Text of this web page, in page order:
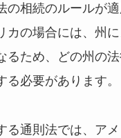
の相続のルールが適
カの場合には、州
るため、どの州の
る必要があります。
る通則法では、ア